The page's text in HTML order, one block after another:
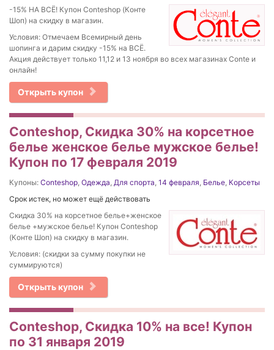
-15% НА ВСЁ! Купон Conteshop (Конте
Шоп) на скидку в магазин.
Условия: Отмечаем Всемирный день
шопинга и дарим скидку -15% на ВСЁ.
Акция действует только 11,12 и 13 ноября во всех магазинах Conte и
онлайн!
Открыть купон
Conteshop, Cкидка 30% на корсетное
белье женское белье мужское белье!
Купон по 17 февраля 2019
Купоны: Conteshop Одежда Для спорта 14 февраля Белье Корсеты
Срок истек, но может ещё действовать
Cкидка 30% на корсетное белье+женское
белье +мужское белье! Купон Conteshop
(Конте Шоп) на скидку в магазин.
Условия: (скидки за сумму покупки не
суммируются)
Открыть купон
Conteshop, Скидка 10% на все! Купон
по 31 января 2019